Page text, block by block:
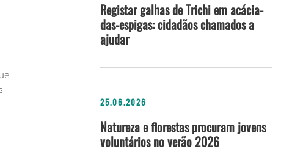
Registar galhas de Trichi em acácia-
das-espigas: cidadãos chamados a
ajudar
25.06.2026
Natureza e florestas procuram jovens
voluntários no verão 2026